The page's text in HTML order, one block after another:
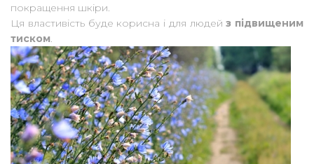
покращення шкіри.
Ця властивість буде корисна і для людейз підвищеним
тиском